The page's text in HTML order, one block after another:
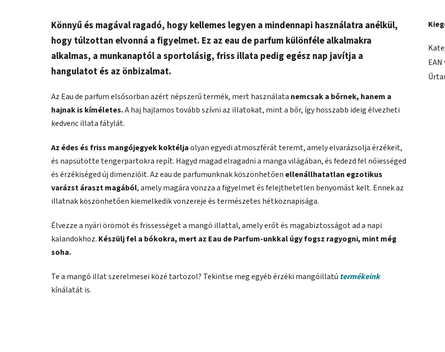
Könnyű és magával ragadó, hogy kellemes legyen a mindennapi használatra anélkül,
hogy túlzottan elvonná a figyelmet. Ez az eau de parfum különféle alkalmakra
alkalmas, a munkanaptól a sportolásig, friss illata pedig egész nap javítja a
hangulatot és az önbizalmat.
Az Eau de parfum elsősorban azért népszerű termék, mert használata nemcsak a bőrnek, hanem a
hajnak is kíméletes.A haj hajlamos tovább szívni az illatokat, mint a bőr, így hosszabb ideig élvezheti
kedvenc illata fátylát.
Az édes és friss mangójegyek koktéljaolyan egyedi atmoszférát teremt, amely elvarázsolja érzékeit,
és napsütötte tengerpartokra repít. Hagyd magad elragadni a manga világában, és fedezd fel nőiességed
és érzékiséged új dimenzióit. Az eau de parfumunknak köszönhetően ellenállhatatlan egzotikus
varázst áraszt magából, amely magára vonzza a figyelmet és felejthetetlen benyomást kelt. Ennek az
illatnak köszönhetően kiemelkedik vonzereje és természetes hétköznapisága.
Élvezze a nyári örömöt és frissességet a mangó illattal, amely erőt és magabiztosságot ad a napi
kalandokhoz. Készülj fel a bókokra, mert az Eau de Parfum-unkkal úgy fogsz ragyogni, mint még
soha.
Te a mangó illat szerelmesei közé tartozol? Tekintse meg egyéb érzéki mangóillatú termékeink
kínálatát is.